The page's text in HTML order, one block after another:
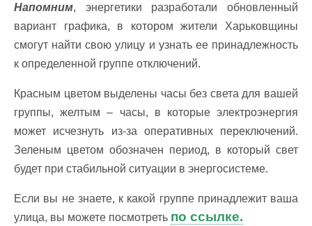
Напомним, энергетики разработали обновленный
вариант графика, в котором жители Харьковщины
смогут найти свою улицу и узнать ее принадлежность
к определенной группе отключений.
Красным цветом выделены часы без света для вашей
группы, желтым – часы, в которые электроэнергия
может исчезнуть из-за оперативных переключений.
Зеленым цветом обозначен период, в который свет
будет при стабильной ситуации в энергосистеме.
Если вы не знаете, к какой группе принадлежит ваша
улица, вы можете посмотреть по ссылке.